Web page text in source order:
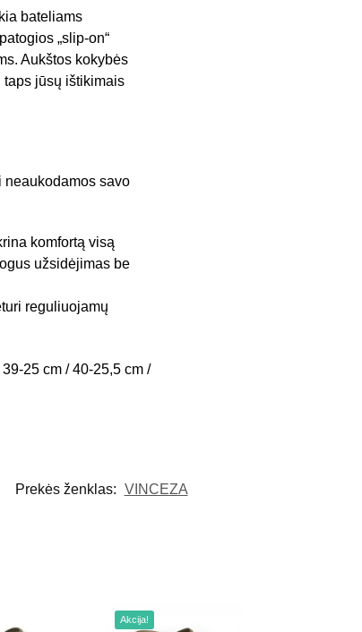
bateliams
„slip-on“
Aukštos kokybės
jūsų ištikimais
neaukodamos savo
komfortą visą
užsidėjimas be
reguliuojamų
25 cm / 40-25,5 cm /
Prekės ženklas: VINCEZA
Akcija!